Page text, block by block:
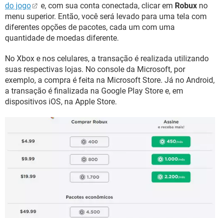
do jogo
e, com sua conta conectada, clicar em Robux no
menu superior. Então, você será levado para uma tela com
diferentes opções de pacotes, cada um com uma
quantidade de moedas diferente.
No Xbox e nos celulares, a transação é realizada utilizando
suas respectivas lojas. No console da Microsoft, por
exemplo, a compra é feita na Microsoft Store. Já no Android,
a transação é finalizada na Google Play Store e, em
dispositivos iOS, na Apple Store.